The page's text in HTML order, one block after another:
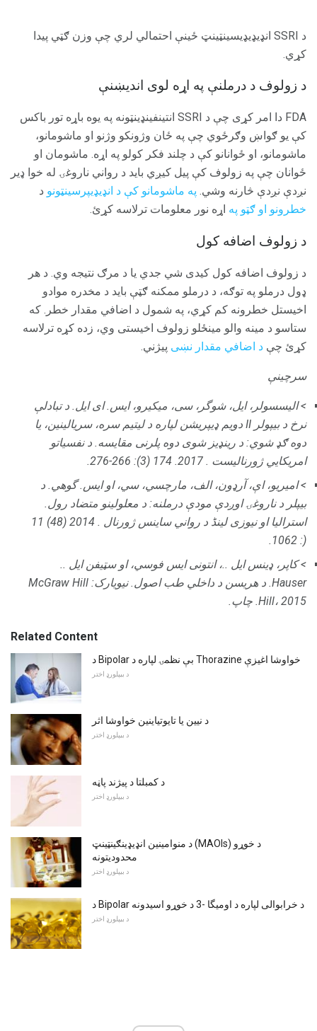
د SSRI انډیډیډیسینټینټ ځینې احتمالي لري چې وزن ګټي پیدا
کړي.
د زولوف د درملنې په اړه لوی اندیښنې
FDA دا امر کړی چې د SSRI انتینفینډینټونه په یوه باړه تور باکس
کې یو ګواښ وګرځوي چې په ځان وژونکو وژنو او ماشومانو،
ماشومانو، او ځوانانو کې د چلند فکر کولو په اړه. ماشومان او
ځوانان چې په زولوف کې پیل کیږي باید د رواني ناروغۍ له خوا ډیر
نږدې نږدې څارنه وشي. په ماشومانو کې د انډیډیپرسینټونو د
خطرونو او ګټو په اړه نور معلومات ترلاسه کړئ.
د زولوف اضافه کول
د زولوف اضافه کول کیدی شي جدي یا د مرګ نتیجه وي. د هر
ډول درملو په توګه، د درملو ممکنه ګټې باید د مخدره موادو
اخیستل خطرونه کم کړي، په شمول د اضافي مقدار خطر. که
ستاسو د مینه والو مینځلو زولوف اخیستی وي، زده کړه ترلاسه
کړئ چې د اضافي مقدار نښی پیژني.
سرچینې
> الیسسولر، ایل، شوگر، سی، میکیرو، ایس. ای ایل. د تبادلې
نرخ د بیپولر II دویم ډیپریشن لپاره د لیتیم سره، سریالینین، یا
دوه ګډ شوي: د رینډیز شوی دوه پلرنی مقایسه. د نفسياتو
امریکايي ژورناليست .
2017. 174 (3): 266-276.
> امیریو، اې، آرډون، الف، مارچسي، سي، او ایس. گوهي. د
بیپلر د ناروغۍ اوږدې مودې درملنه: د معلولینو متضاد رول.
استرالیا او نیوزی لینڈ د رواني ساینس ژورنال .
2014 (48) 11
(: 1062.
> کاپر، ډینس ایل ..، انتونی ایس فوسي، او سټیفن ایل ..
Hauser. د هریسن د داخلي طب اصول.
نیویارک: McGraw Hill
Hill، 2015. چاپ.
Related Content
د Bipolar بې نظمۍ لپاره د Thorazine خواوشا اغیزې
د بیپلورډ اختر
د نیین یا تایوتیاینین خواوشا اثر
د بیپلورډ اختر
د کمبلتا د پیژند پاڼه
د بیپلورډ اختر
د منوامینین انډیډینګینټینټ (MAOIs) د خوړو
محدوديتونه
د بیپلورډ اختر
د Bipolar د خرابوالی لپاره د اومیگا -3 د خوړو اسیدونه
د بیپلورډ اختر